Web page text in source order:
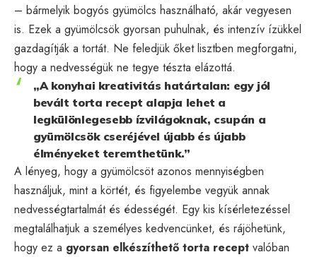
– bármelyik bogyós gyümölcs használható, akár vegyesen
is. Ezek a gyümölcsök gyorsan puhulnak, és intenzív ízükkel
gazdagítják a tortát. Ne feledjük őket lisztben megforgatni,
hogy a nedvességük ne tegye tészta elázottá.
„A konyhai kreativitás határtalan: egy jól
bevált torta recept alapja lehet a
legkülönlegesebb ízvilágoknak, csupán a
gyümölcsök cseréjével újabb és újabb
élményeket teremthetünk.”
A lényeg, hogy a gyümölcsöt azonos mennyiségben
használjuk, mint a körtét, és figyelembe vegyük annak
nedvességtartalmát és édességét. Egy kis kísérletezéssel
megtalálhatjuk a személyes kedvencünket, és rájöhetünk,
hogy ez a gyorsan elkészíthető torta recept valóban